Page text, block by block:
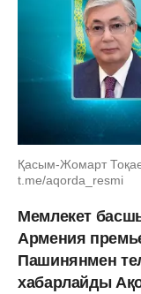
Қасым-Жомарт
t.me/aqorda_resmi
Мемлекет
Армения
Пашинянмен
хабарлайды